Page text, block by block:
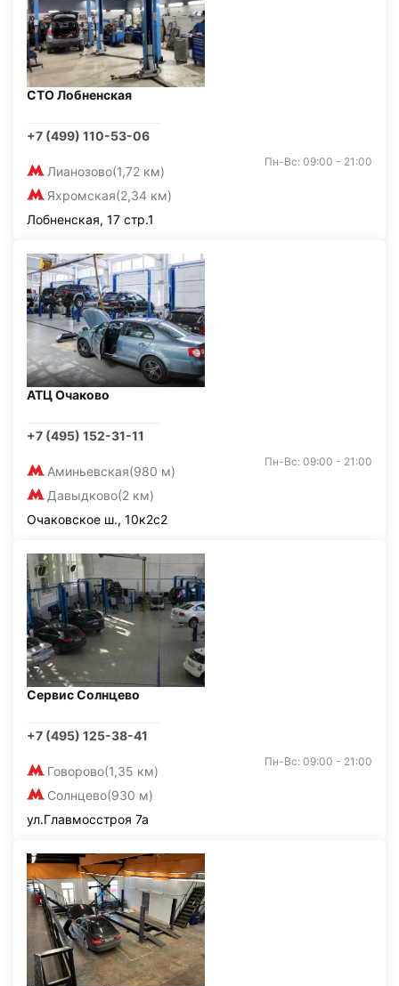
СТО Лобненская
+7 (499) 110-53-06
Лианозово(1,72 км)
Яхромская(2,34 км)
Пн-Вс: 09:00 - 21:00
Лобненская, 17 стр.1
АТЦ Очаково
+7 (495) 152-31-11
Аминьевская(980 м)
Давыдково(2 км)
Пн-Вс: 09:00 - 21:00
Очаковское ш., 10к2с2
Сервис Солнцево
+7 (495) 125-38-41
Говорово(1,35 км)
Солнцево(930 м)
Пн-Вс: 09:00 - 21:00
ул.Главмосстроя 7а